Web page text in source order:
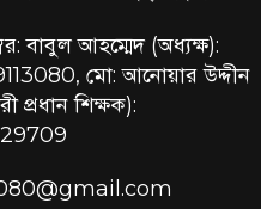
বাবুল আহম্মেদ (অধ্যক্ষ):
মো: আনোয়ার উদ্দীন
প্রধান শিক্ষক):